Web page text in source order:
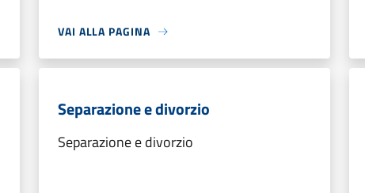
VAI ALLA PAGINA
Separazione e divorzio
Separazione e divorzio